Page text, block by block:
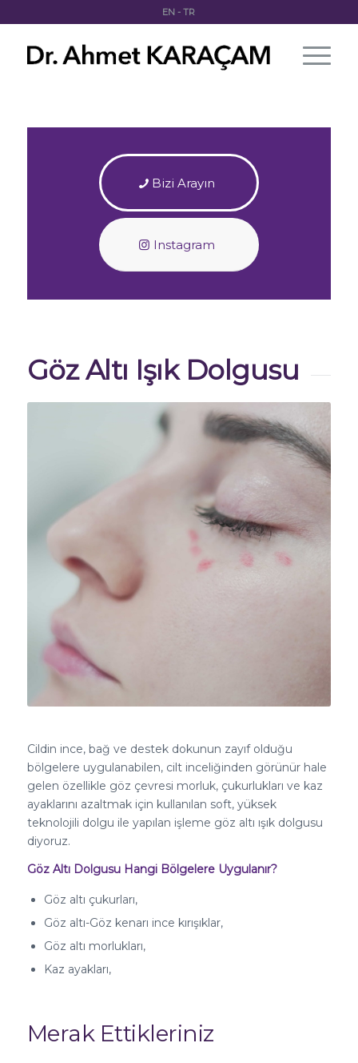
EN -TR
Bizi Arayın
Instagram
Göz Altı Işık Dolgusu
Cildin ince, bağ ve destek dokunun zayıf olduğu
bölgelere uygulanabilen, cilt inceliğinden görünür hale
gelen özellikle göz çevresi morluk, çukurlukları ve kaz
ayaklarını azaltmak için kullanılan soft, yüksek
teknolojili dolgu ile yapılan işleme göz altı ışık dolgusu
diyoruz.
Göz Altı Dolgusu Hangi Bölgelere Uygulanır?
Göz altı çukurları,
Göz altı-Göz kenarı ince kırışıklar,
Göz altı morlukları,
Kaz ayakları,
Merak Ettikleriniz